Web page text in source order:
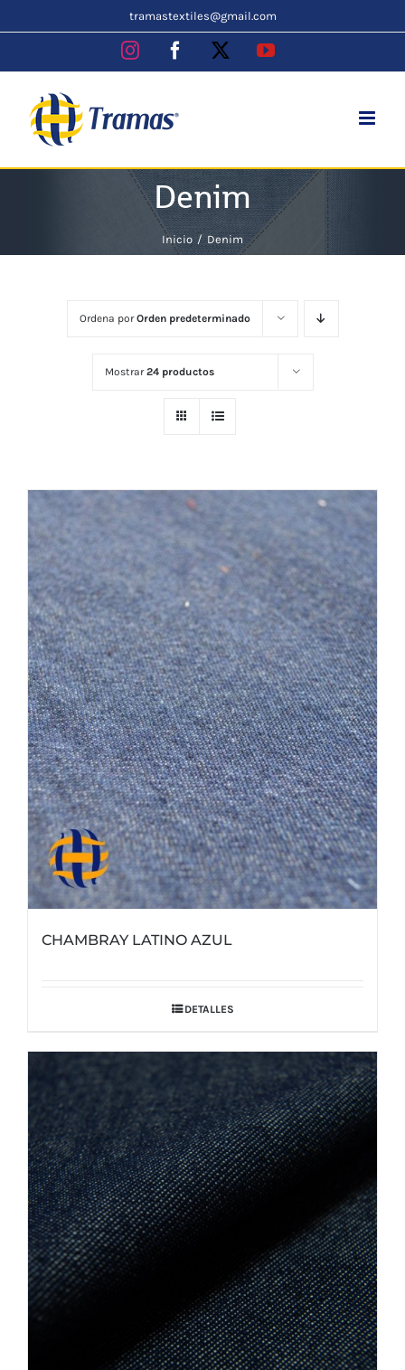
to
tramastextiles@gmail.com
InstagramFacebook YouTube
Denim
Inicio Denim
Ordena porOrden predeterminado
Mostrar24 productos
CHAMBRAY LATINO AZUL
DETALLES